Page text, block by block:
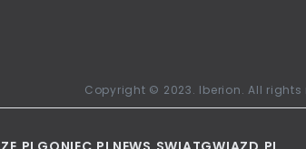
Najchętniej oglądane
Polsce
Copyright © 2023. Iberion. All rights